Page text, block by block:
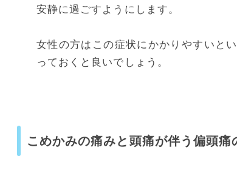
安静に過ごすようにします。
女性の方はこの症状にかかりやすいと
っておくと良いでしょう。
こめかみの痛みと頭痛が伴う偏頭痛